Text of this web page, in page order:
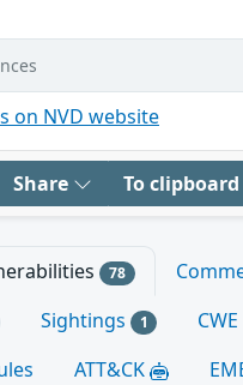
on NVD website
Share To clipboard
78
Sightings 1
ATT&CK